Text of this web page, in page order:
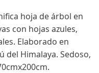
hoja de árbol en
con hojas azules,
Elaborado en
del Himalaya. Sedoso,